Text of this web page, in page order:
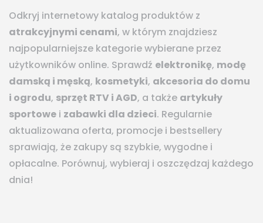
Odkryj internetowy katalog produktów z
atrakcyjnymi cenami, w którym znajdziesz
najpopularniejsze kategorie wybierane przez
użytkowników online. Sprawdź elektronikę, modę
damską i męską, kosmetyki, akcesoria do domu
i ogrodu, sprzęt RTV i AGD, a także artykuły
sportowe i zabawki dla dzieci. Regularnie
aktualizowana oferta, promocje i bestsellery
sprawiają, że zakupy są szybkie, wygodne i
opłacalne. Porównuj, wybieraj i oszczędzaj każdego
dnia!